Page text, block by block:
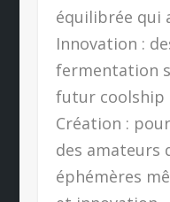
équilibrée qui
Innovation :
fermentation
futur coolship
Création :
des amateurs
éphémères